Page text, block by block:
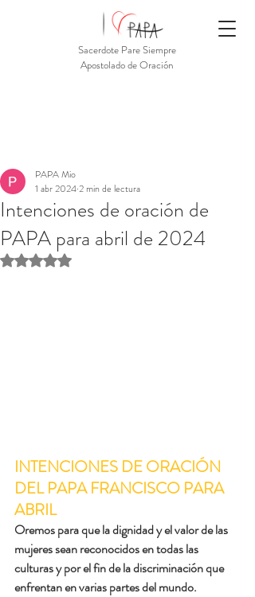
Sacerdote Pare Siempre
Apostolado de Oración
Intenciones de oración de
PAPA para abril de 2024
PAPA Mio
1 abr 20242 min de lectura
Obtuvo NaN de 5 estrellas.
INTENCIONES DE ORACIÓN
DEL PAPA FRANCISCO PARA
ABRIL
Oremos para que la dignidad y el valor de las
mujeres sean reconocidos en todas las
culturas y por el fin de la discriminación que
enfrentan en varias partes del mundo.